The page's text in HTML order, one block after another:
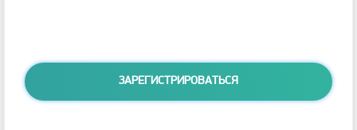
ЗАРЕГИСТРИРОВАТЬСЯ